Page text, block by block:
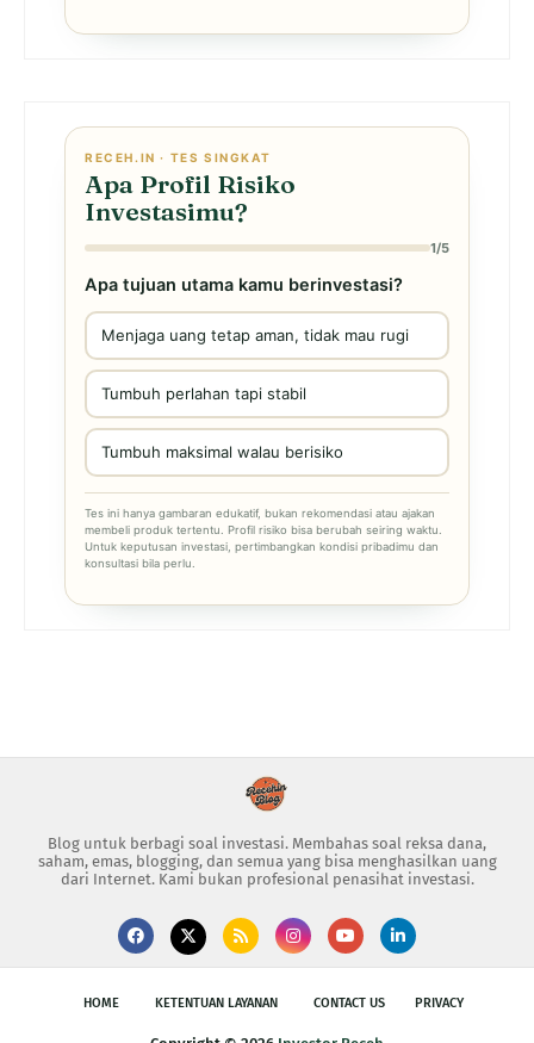
RECEH.IN · TES SINGKAT
Apa Profil Risiko
Investasimu?
1/5
Apa tujuan utama kamu berinvestasi?
Menjaga uang tetap aman, tidak mau rugi
Tumbuh perlahan tapi stabil
Tumbuh maksimal walau berisiko
Tes ini hanya gambaran edukatif, bukan rekomendasi atau ajakan
membeli produk tertentu. Profil risiko bisa berubah seiring waktu.
Untuk keputusan investasi, pertimbangkan kondisi pribadimu dan
konsultasi bila perlu.
Blog untuk berbagi soal investasi. Membahas soal reksa dana,
saham, emas, blogging, dan semua yang bisa menghasilkan uang
dari Internet. Kami bukan profesional penasihat investasi.
HOME KETENTUAN LAYANAN CONTACT US PRIVACY